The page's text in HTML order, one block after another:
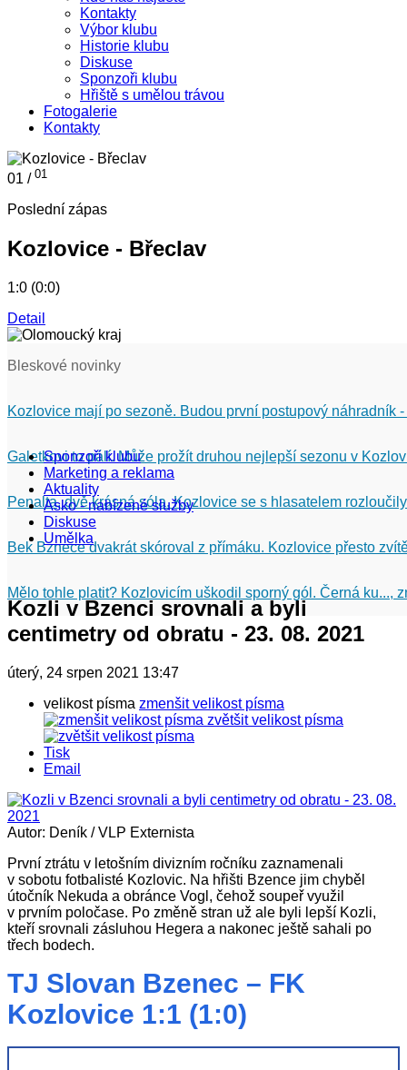
Kontakty
Výbor klubu
Historie klubu
Diskuse
Sponzoři klubu
Hřiště s umělou trávou
Fotogalerie
Kontakty
01 / 01
Poslední zápas
Kozlovice - Břeclav
1:0 (0:0)
Detail
Bleskové novinky
Kozlovice mají po sezoně. Budou první postupový náhradník
Galetkovi to pálí. Může prožít druhou nejlepší sezonu v
Penalta, dvě krásná sóla. Kozlovice se s hlasatelem
Bek Bznece dvakrát skóroval z přímáku. Kozlovice přesto
Mělo tohle platit? Kozlovicím uškodil sporný gól. Černá ku...,
Sponzoři klubu
Marketing a reklama
Aktuality
Asko - nabízené služby
Diskuse
Umělka
Kozli v Bzenci srovnali a byli
centimetry od obratu - 23. 08. 2021
úterý, 24 srpen 2021 13:47
velikost písma zmenšit velikost písma
zvětšit velikost písma
Tisk
Email
Autor: Deník / VLP Externista
První ztrátu v letošním divizním ročníku zaznamenali
v sobotu fotbalisté Kozlovic. Na hřišti Bzence jim chyběl
útočník Nekuda a obránce Vogl, čehož soupeř využil
v prvním poločase. Po změně stran už ale byli lepší Kozli,
kteří srovnali zásluhou Hegera a nakonec ještě sahali po
třech bodech.
TJ Slovan Bzenec – FK
Kozlovice 1:1 (1:0)